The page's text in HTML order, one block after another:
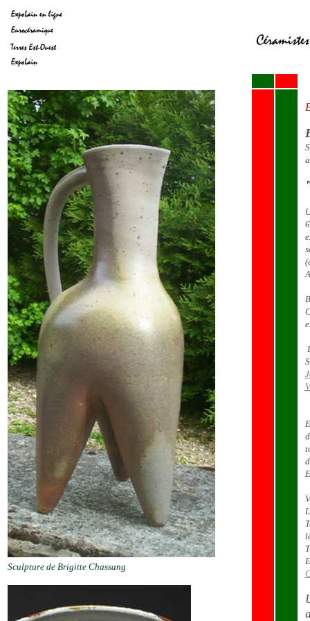
Sculpture de Brigitte Chassang